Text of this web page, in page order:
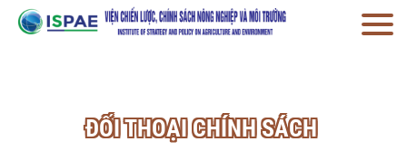
ĐỐI THOẠI CHÍNH SÁCH